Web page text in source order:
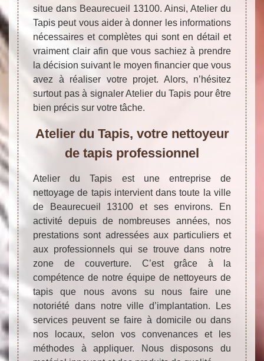
situe dans Beaurecueil 13100. Ainsi, Atelier du
Tapis peut vous aider à donner les informations
nécessaires et complètes qui sont en détail et
vraiment clair afin que vous sachiez à prendre
la décision suivant le moyen financier que vous
avez à réaliser votre projet. Alors, n’hésitez
surtout pas à signaler Atelier du Tapis pour être
bien précis sur votre tâche.
Atelier du Tapis, votre nettoyeur
de tapis professionnel
Atelier du Tapis est une entreprise de
nettoyage de tapis intervient dans toute la ville
de Beaurecueil 13100 et ses environs. En
activité depuis de nombreuses années, nos
prestations sont adressées aux particuliers et
aux professionnels qui se trouve dans notre
zone de couverture. C’est grâce à la
compétence de notre équipe de nettoyeurs de
tapis que nous avons su nous faire une
notoriété dans notre ville d’implantation. Les
services peuvent se faire à domicile ou dans
nos locaux, selon vos convenances et les
méthodes à appliquer. Nous disposons du